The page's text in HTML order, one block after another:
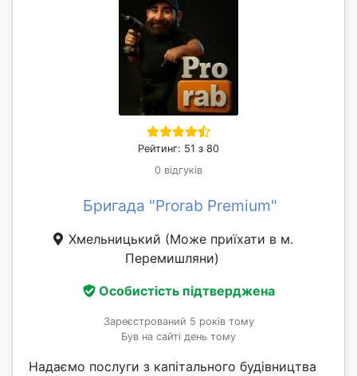
Рейтинг: 51 з 80
0 відгуків
Бригада "Prorab Premium"
Хмельницький (Може приїхати в м.
Перемишляни)
Особистість підтверджена
Зареєстрований 5 років тому
Був на сайті день тому
Надаємо послуги з капітального будівництва